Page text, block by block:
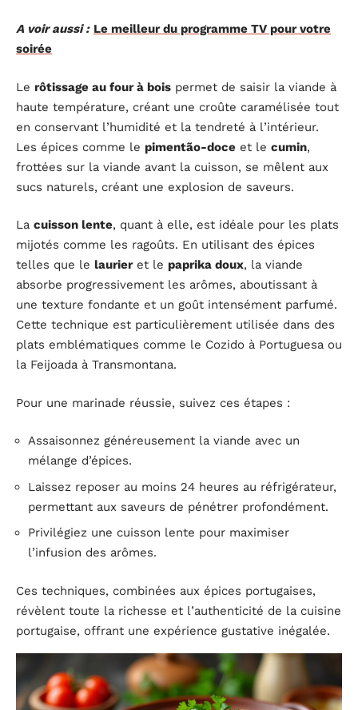
A voir aussi : Le meilleur du programme TV pour votre
soirée
Le rôtissage au four à bois permet de saisir la viande à
haute température, créant une croûte caramélisée tout
en conservant l’humidité et la tendreté à l’intérieur.
Les épices comme le pimentão-doce et le cumin,
frottées sur la viande avant la cuisson, se mêlent aux
sucs naturels, créant une explosion de saveurs.
La cuisson lente, quant à elle, est idéale pour les plats
mijotés comme les ragoûts. En utilisant des épices
telles que le laurieret le paprika doux, la viande
absorbe progressivement les arômes, aboutissant à
une texture fondante et un goût intensément parfumé.
Cette technique est particulièrement utilisée dans des
plats emblématiques comme le Cozido à Portuguesa ou
la Feijoada à Transmontana.
Pour une marinade réussie, suivez ces étapes :
Assaisonnez généreusement la viande avec un
mélange d’épices.
Laissez reposer au moins 24 heures au réfrigérateur,
permettant aux saveurs de pénétrer profondément.
Privilégiez une cuisson lente pour maximiser
l’infusion des arômes.
Ces techniques, combinées aux épices portugaises,
révèlent toute la richesse et l’authenticité de la cuisine
portugaise, offrant une expérience gustative inégalée.